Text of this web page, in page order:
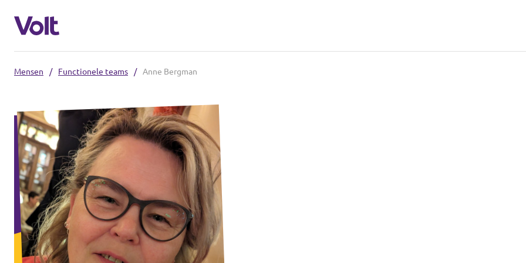
Nederlands
Afdelingen dichtbij
Volt Groningen
Volt Drenthe
Standpunten
Over Volt
Mensen
Nieuws
Mensen / Functionele teams / Anne Bergman